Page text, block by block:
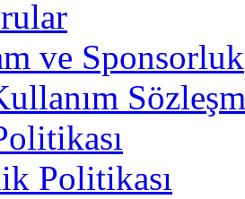
ve Sponsorluk
Politikası